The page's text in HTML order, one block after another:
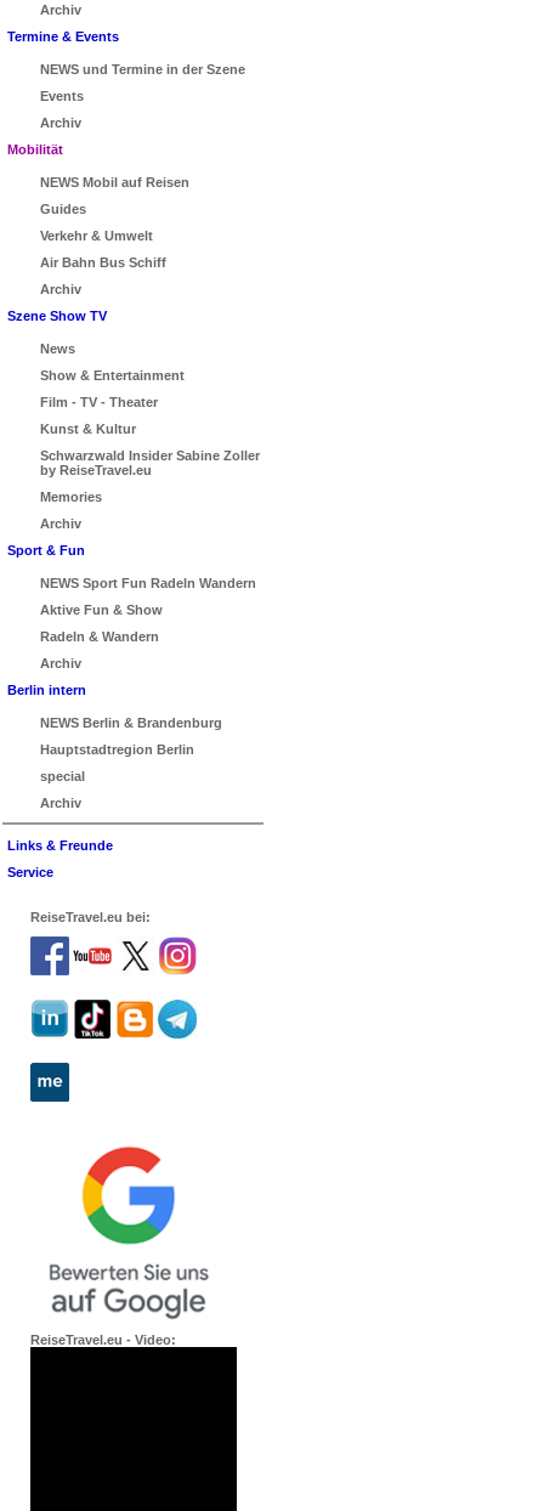
Archiv
Termine & Events
NEWS und Termine in der Szene
Events
Archiv
Mobilität
NEWS Mobil auf Reisen
Guides
Verkehr & Umwelt
Air Bahn Bus Schiff
Archiv
Szene Show TV
News
Show & Entertainment
Film - TV - Theater
Kunst & Kultur
Schwarzwald Insider Sabine Zoller
by ReiseTravel.eu
Memories
Archiv
Sport & Fun
NEWS Sport Fun Radeln Wandern
Aktive Fun & Show
Radeln & Wandern
Archiv
Berlin intern
NEWS Berlin & Brandenburg
Hauptstadtregion Berlin
special
Archiv
Links & Freunde
Service
ReiseTravel.eu bei:
ReiseTravel.eu - Video: